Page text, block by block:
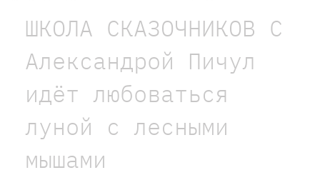
ШКОЛА СКАЗОЧНИКОВ С
Александрой Пичул
идёт любоваться
луной с лесными
мышами